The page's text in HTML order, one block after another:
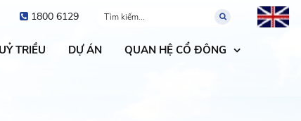
1800 6129
TRIỀU DỰ ÁN
QUAN HỆ CỔ ĐÔNG